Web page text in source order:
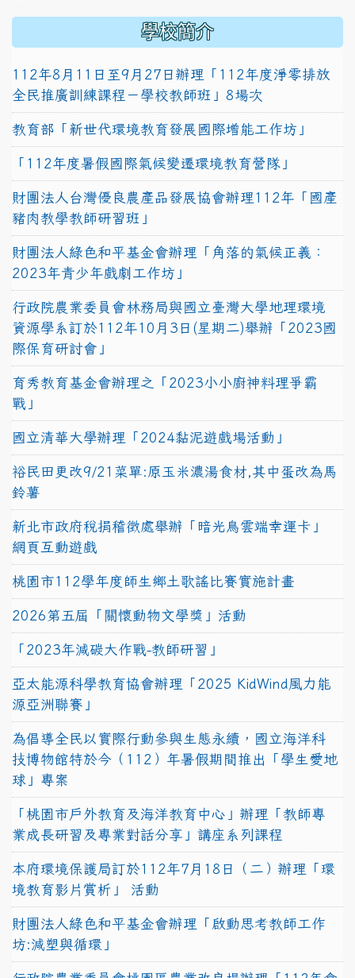
學校簡介
112年8月11日至9月27日辦理「112年度淨零排放
全民推廣訓練課程－學校教師班」8場次
教育部「新世代環境教育發展國際增能工作坊」
「112年度暑假國際氣候變遷環境教育營隊」
財團法人台灣優良農產品發展協會辦理112年「國產
豬肉教學教師研習班」
財團法人綠色和平基金會辦理「角落的氣候正義：
2023年青少年戲劇工作坊」
行政院農業委員會林務局與國立臺灣大學地理環境
資源學系訂於112年10月3日(星期二)舉辦「2023國
際保育研討會」
育秀教育基金會辦理之「2023小小廚神料理爭霸
戰」
國立清華大學辦理「2024黏泥遊戲場活動」
裕民田更改9/21菜單:原玉米濃湯食材,其中蛋改為馬
鈴薯
新北市政府稅捐稽徵處舉辦「暗光鳥雲端幸運卡」
網頁互動遊戲
桃園市112學年度師生鄉土歌謠比賽實施計畫
2026第五屆「關懷動物文學獎」活動
「2023年減碳大作戰-教師研習」
亞太能源科學教育協會辦理「2025 KidWind風力能
源亞洲聯賽」
為倡導全民以實際行動參與生態永續，國立海洋科
技博物館特於今（112）年暑假期間推出「學生愛地
球」專案
「桃園市戶外教育及海洋教育中心」辦理「教師專
業成長研習及專業對話分享」講座系列課程
本府環境保護局訂於112年7月18日（二）辦理「環
境教育影片賞析」 活動
財團法人綠色和平基金會辦理「啟動思考教師工作
坊:減塑與循環」